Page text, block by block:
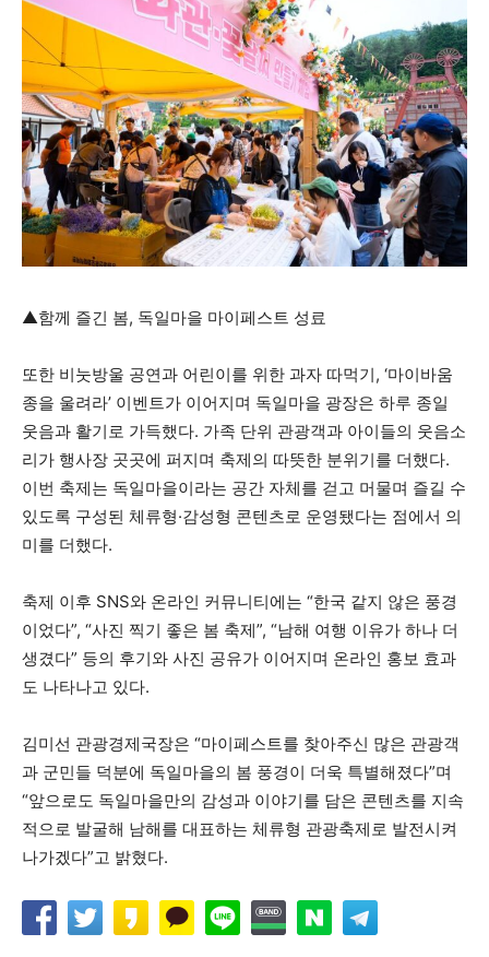
▲함께 즐긴 봄, 독일마을 마이페스트 성료
또한 비눗방울 공연과 어린이를 위한 과자 따먹기, ‘마이바움
종을 울려라’ 이벤트가 이어지며 독일마을 광장은 하루 종일
웃음과 활기로 가득했다. 가족 단위 관광객과 아이들의 웃음소
리가 행사장 곳곳에 퍼지며 축제의 따뜻한 분위기를 더했다.
이번 축제는 독일마을이라는 공간 자체를 걷고 머물며 즐길 수
있도록 구성된 체류형·감성형 콘텐츠로 운영됐다는 점에서 의
미를 더했다.
축제 이후 SNS와 온라인 커뮤니티에는 “한국 같지 않은 풍경
이었다”, “사진 찍기 좋은 봄 축제”, “남해 여행 이유가 하나 더
생겼다” 등의 후기와 사진 공유가 이어지며 온라인 홍보 효과
도 나타나고 있다.
김미선 관광경제국장은 “마이페스트를 찾아주신 많은 관광객
과 군민들 덕분에 독일마을의 봄 풍경이 더욱 특별해졌다”며
“앞으로도 독일마을만의 감성과 이야기를 담은 콘텐츠를 지속
적으로 발굴해 남해를 대표하는 체류형 관광축제로 발전시켜
나가겠다”고 밝혔다.